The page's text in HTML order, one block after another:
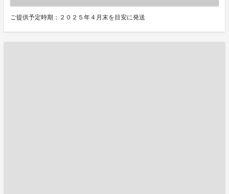
ご提供予定時期：２０２５年４月末を目安に発送